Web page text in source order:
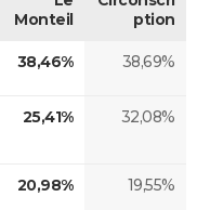
Monteil
ption
38,46% 38,69%
25,41% 32,08%
20,98% 19,55%